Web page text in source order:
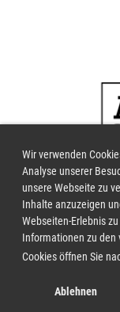
Wir verwenden
Analyse unserer
unsere Webseite zu
Inhalte anzuzeigen
Webseiten-Erlebnis
Informationen zu den
Cookies öffnen Sie
Ablehnen